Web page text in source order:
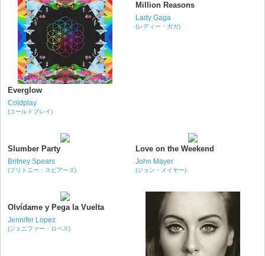
Everglow
Coldplay
(コールドプレイ)
Million Reasons
Lady Gaga
(レディー・ガガ)
Slumber Party
Britney Spears
(ブリトニー・スピアーズ)
Love on the Weekend
John Mayer
(ジョン・メイヤー)
Olvídame y Pega la Vuelta
Jennifer Lopez
(ジェニファー・ロペス)